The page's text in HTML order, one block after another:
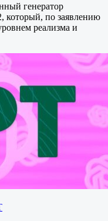
генератор
который, по заявлению
реализма и